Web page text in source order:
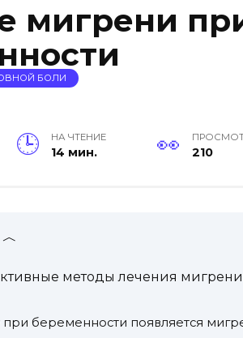
мигрени
БОЛИ
НА ЧТЕНИЕ
14 мин. 210
методы лечения
беременности появляется